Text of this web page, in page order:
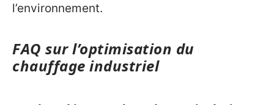
l’environnement.
FAQ sur l’optimisation du
chauffage industriel